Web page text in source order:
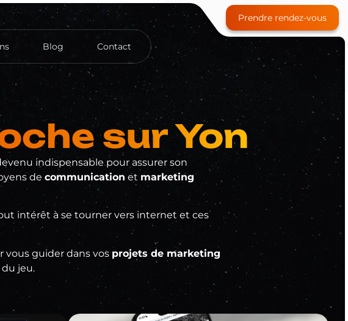
Prendre rendez-vous
Blog Contact
Site e-commerce
(SEO) Référencement payant (SEA)
Community Management
Formation
sur Yon
indispensable pour assurer son
de communication et marketing
intérêt à se tourner vers internet et ces
vous guider dans vos projets de marketing
jeu.